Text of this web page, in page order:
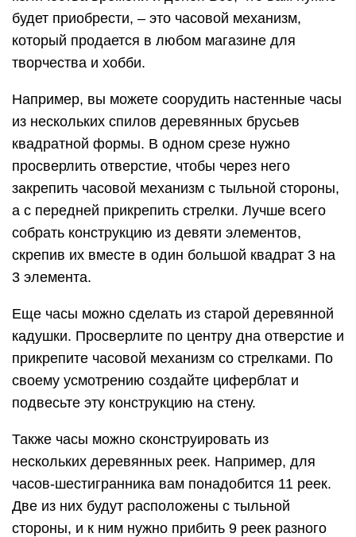
будет приобрести, – это часовой механизм,
который продается в любом магазине для
творчества и хобби.
Например, вы можете соорудить настенные часы
из нескольких спилов деревянных брусьев
квадратной формы. В одном срезе нужно
просверлить отверстие, чтобы через него
закрепить часовой механизм с тыльной стороны,
а с передней прикрепить стрелки. Лучше всего
собрать конструкцию из девяти элементов,
скрепив их вместе в один большой квадрат 3 на
3 элемента.
Еще часы можно сделать из старой деревянной
кадушки. Просверлите по центру дна отверстие и
прикрепите часовой механизм со стрелками. По
своему усмотрению создайте циферблат и
подвесьте эту конструкцию на стену.
Также часы можно сконструировать из
нескольких деревянных реек. Например, для
часов-шестигранника вам понадобится 11 реек.
Две из них будут расположены с тыльной
стороны, и к ним нужно прибить 9 реек разного